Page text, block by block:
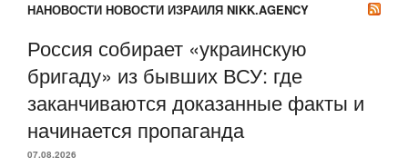
НАНОВОСТИ НОВОСТИ ИЗРАИЛЯ NIKK.AGENCY
Россия собирает «украинскую
бригаду» из бывших ВСУ: где
заканчиваются доказанные факты и
начинается пропаганда
07.08.2026